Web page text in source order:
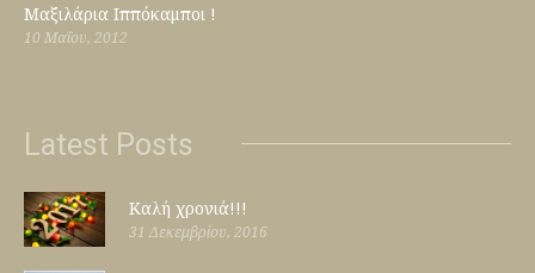
Μαξιλάρια Ιππόκαμποι !
10 Μαΐου, 2012
Latest Posts
Καλή χρονιά!!!
31 Δεκεμβρίου, 2016